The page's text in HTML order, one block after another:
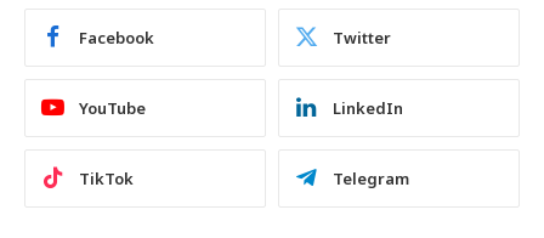
Facebook Twitter
YouTube LinkedIn
TikTok Telegram